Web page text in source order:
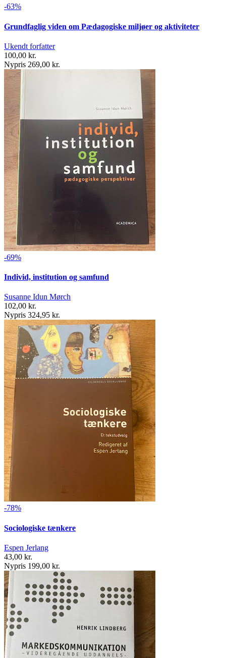
-63%
Grundfaglig viden om Pædagogiske miljøer og aktiviteter
Ukendt forfatter
100,00 kr.
Nypris 269,00 kr.
-69%
Individ, institution og samfund
Susanne Idun Mørch
102,00 kr.
Nypris 324,95 kr.
-78%
Sociologiske tænkere
Espen Jerlang
43,00 kr.
Nypris 199,00 kr.